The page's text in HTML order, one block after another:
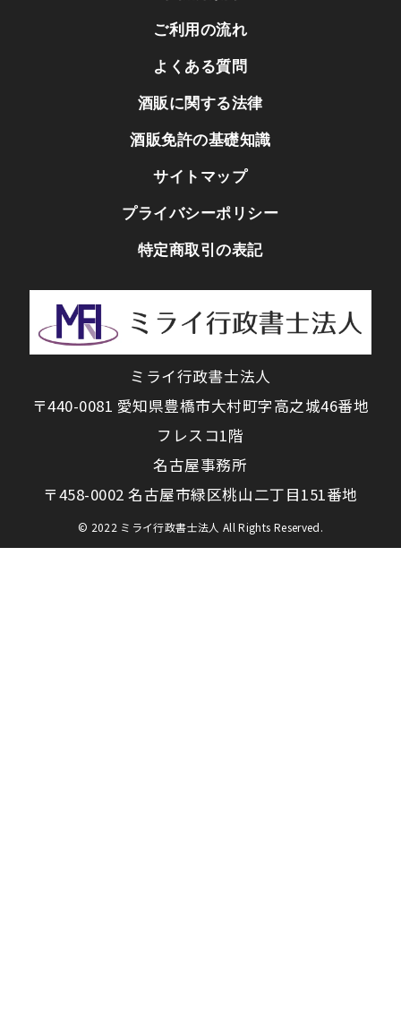
ミライ行政書士法人
〒440-0081 愛知県豊橋市大村町字高之城46番地
フレスコ1階
名古屋事務所
〒458-0002 名古屋市緑区桃山二丁目151番地
© 2022 ミライ行政書士法人 All Rights Reserved.
ご利用の流れ
よくある質問
酒販に関する法律
酒販免許の基礎知識
サイトマップ
プライバシーポリシー
特定商取引の表記